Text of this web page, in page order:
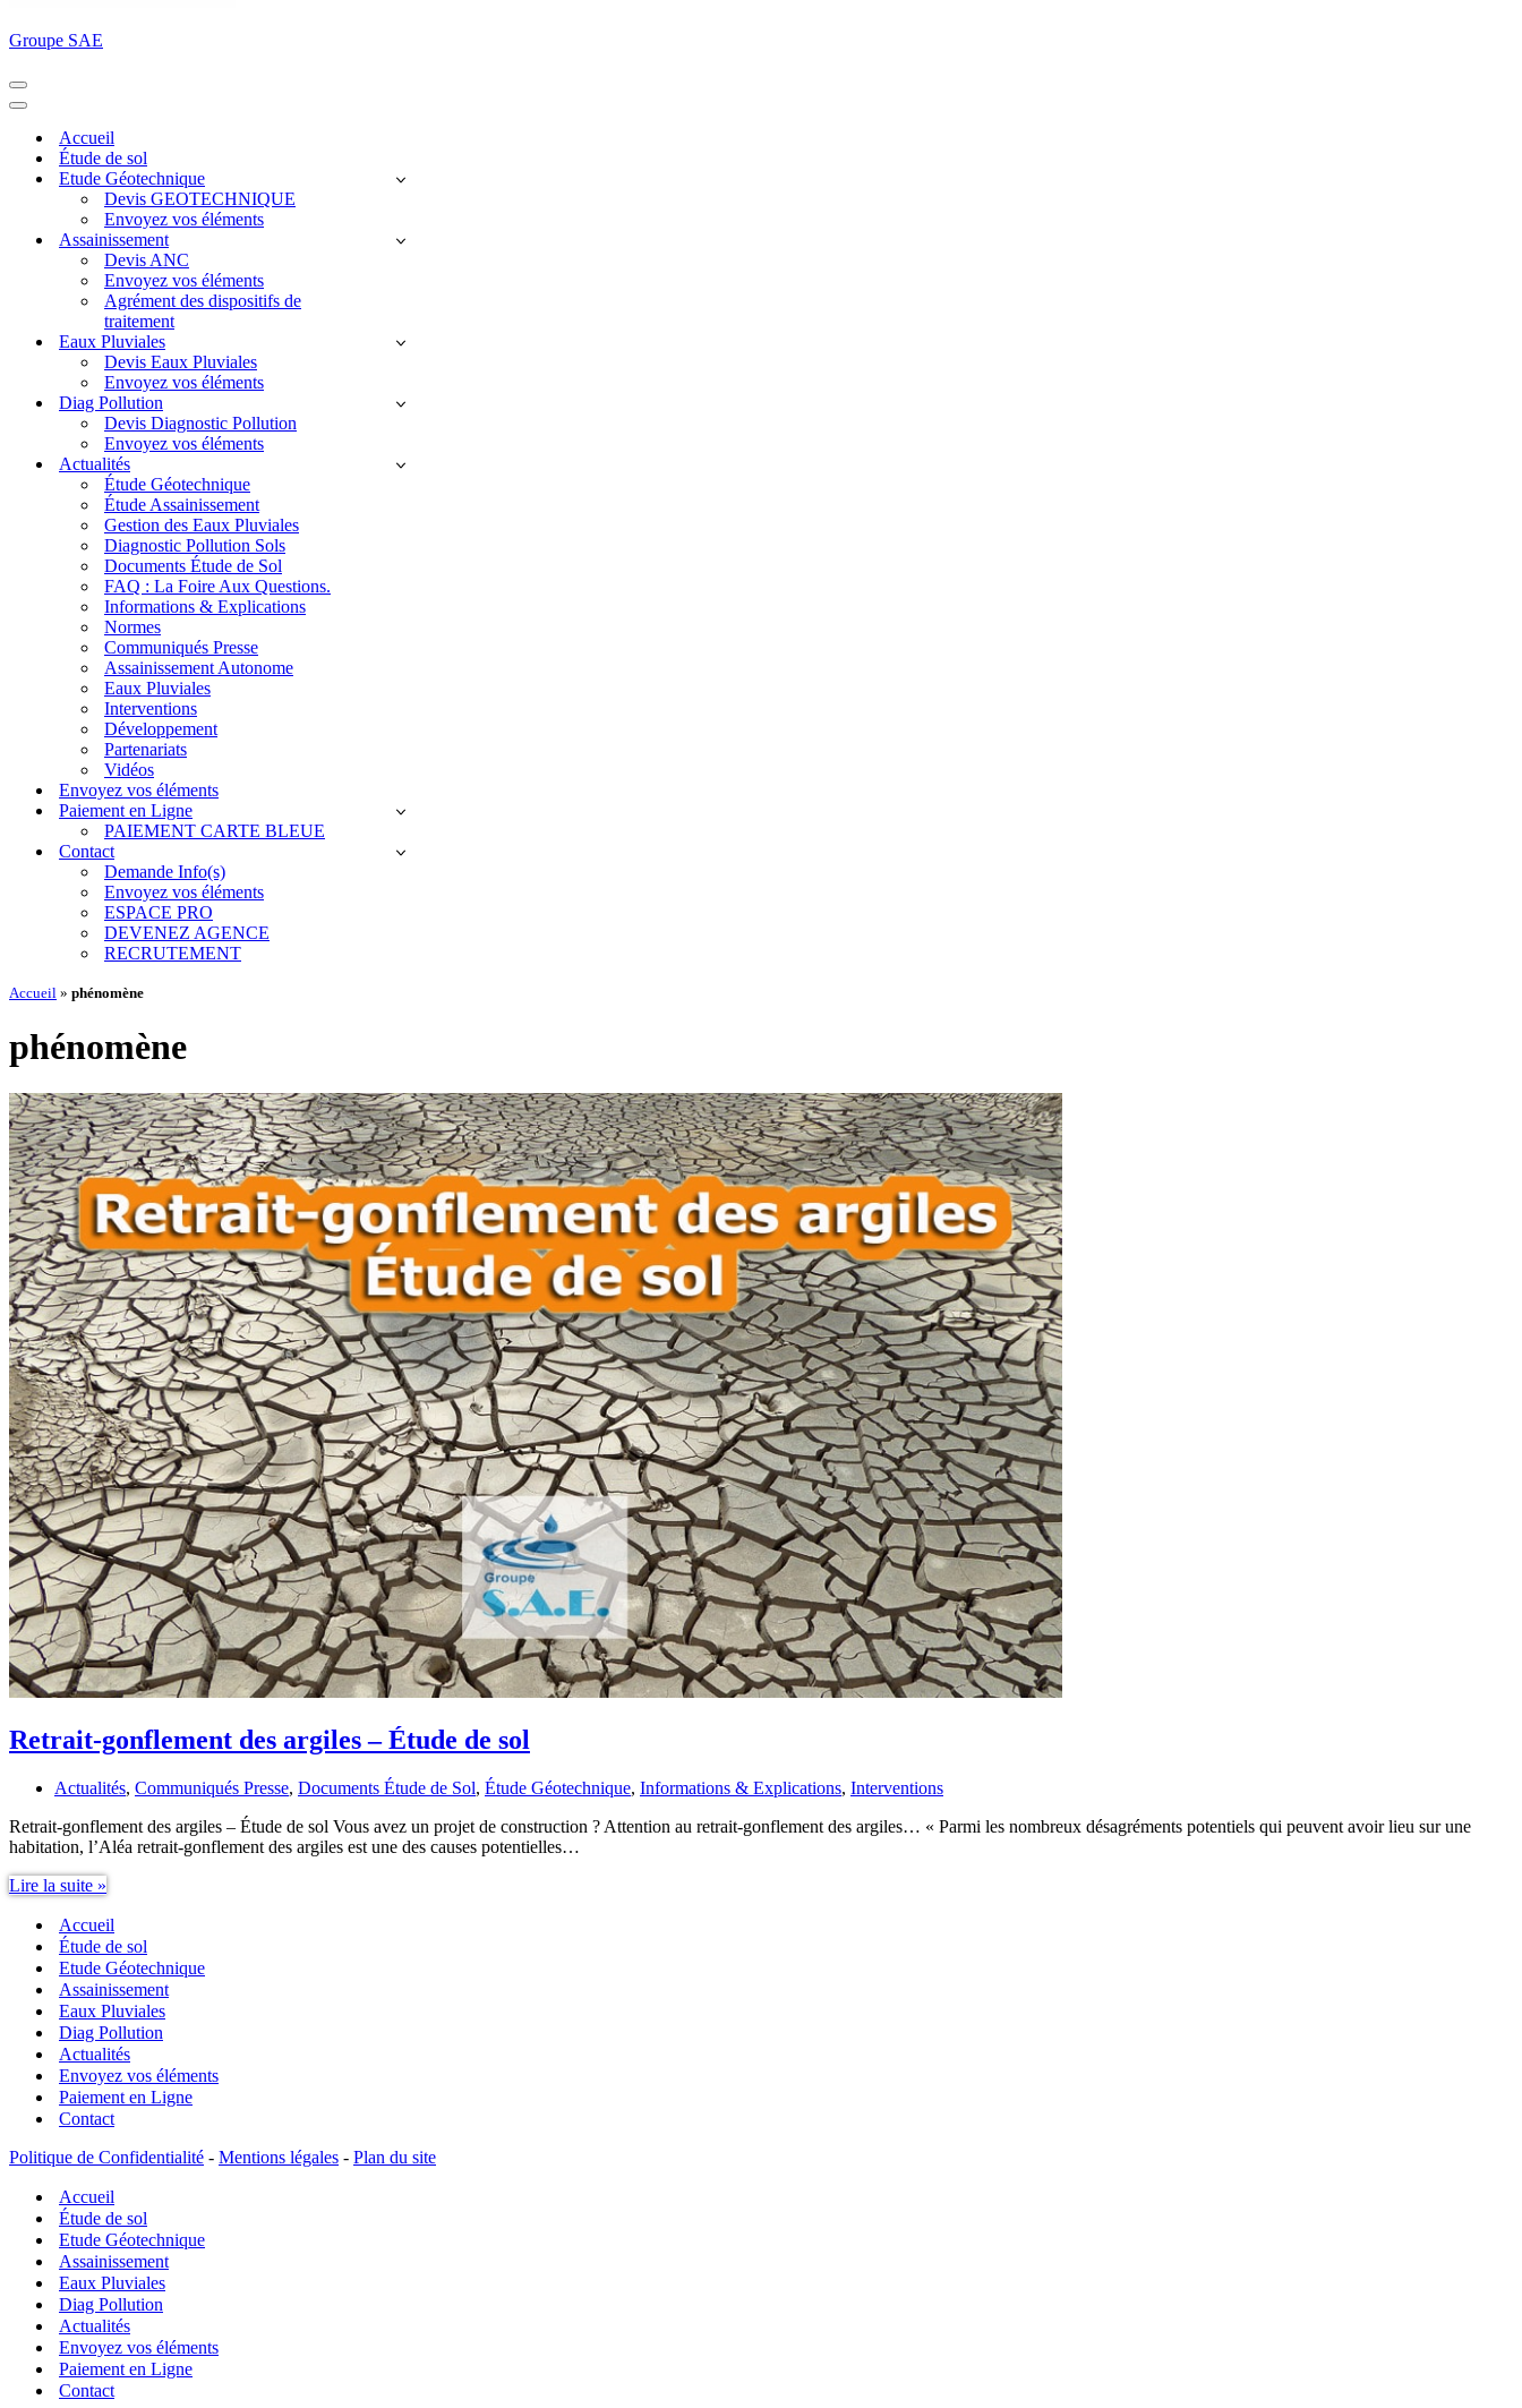
Groupe SAE
Menu
de
Menu
navigationAccueil
Étude de sol
Etude Géotechnique
Devis GEOTECHNIQUE
Envoyez vos éléments
Assainissement
Devis ANC
Envoyez vos éléments
Agrément des dispositifs de
traitement
Eaux Pluviales
Devis Eaux Pluviales
Envoyez vos éléments
Diag Pollution
Devis Diagnostic Pollution
Envoyez vos éléments
Actualités
Étude Géotechnique
Étude Assainissement
Gestion des Eaux Pluviales
Diagnostic Pollution Sols
Documents Étude de Sol
FAQ : La Foire Aux Questions.
Informations & Explications
Normes
Communiqués Presse
Assainissement Autonome
Eaux Pluviales
Interventions
Développement
Partenariats
Vidéos
Envoyez vos éléments
Paiement en Ligne
PAIEMENT CARTE BLEUE
Contact
Demande Info(s)
Envoyez vos éléments
ESPACE PRO
DEVENEZ AGENCE
RECRUTEMENT
Accueil » phénomène
phénomène
Retrait-gonflement des argiles – Étude de sol
Actualités, Communiqués Presse, Documents Étude de Sol, Étude Géotechnique, Informations & Explications, Interventions
Retrait-gonflement des argiles – Étude de sol Vous avez un projet de construction ? Attention au retrait-gonflement des argiles… « Parmi les nombreux désagréments potentiels qui peuvent avoir lieu sur une
habitation, l’Aléa retrait-gonflement des argiles est une des causes potentielles…
Lire la suite »
des
argiles
–
Étude
de
sol
Accueil
Étude de sol
Etude Géotechnique
Assainissement
Eaux Pluviales
Diag Pollution
Actualités
Envoyez vos éléments
Paiement en Ligne
Contact
Politique de Confidentialité - Mentions légales - Plan du site
Accueil
Étude de sol
Etude Géotechnique
Assainissement
Eaux Pluviales
Diag Pollution
Actualités
Envoyez vos éléments
Paiement en Ligne
Contact